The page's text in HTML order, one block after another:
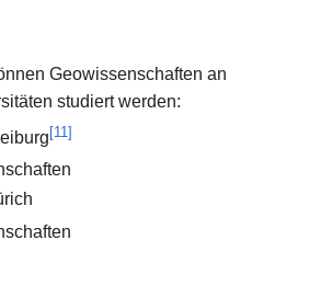
Geowissenschaften an
studiert werden:
[11]